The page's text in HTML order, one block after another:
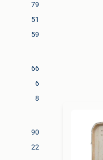
79
51
59
66
6
8
90
22